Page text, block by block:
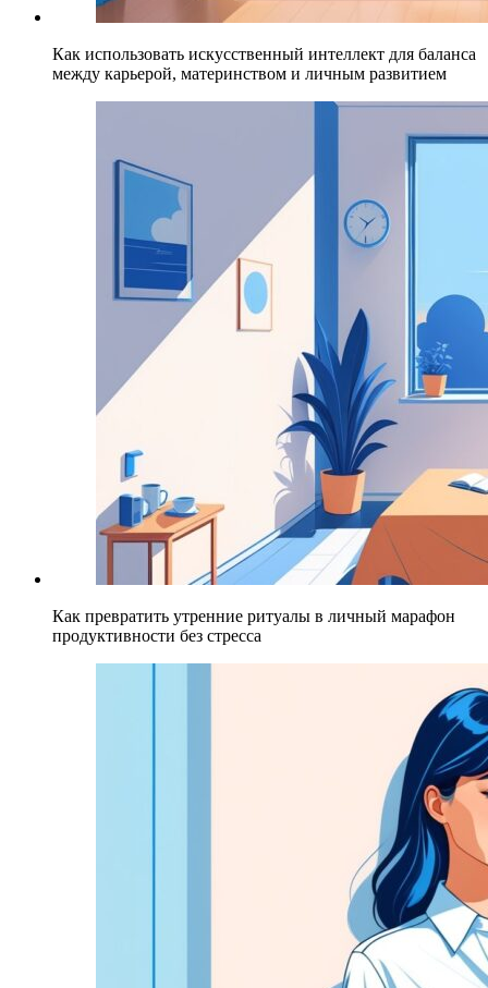
Как использовать искусственный интеллект для баланса
между карьерой, материнством и личным развитием
Как превратить утренние ритуалы в личный марафон
продуктивности без стресса